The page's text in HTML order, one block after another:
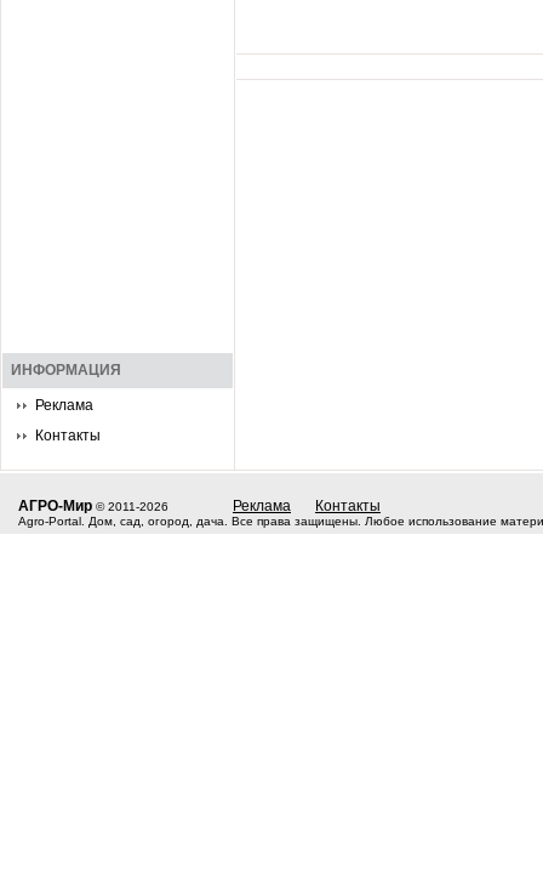
ИНФОРМАЦИЯ
Реклама
Контакты
АГРО-Мир © 2011-2026 Реклама Контакты
Agro-Portal. Дом, сад, огород, дача. Все права защищены. Любое использование